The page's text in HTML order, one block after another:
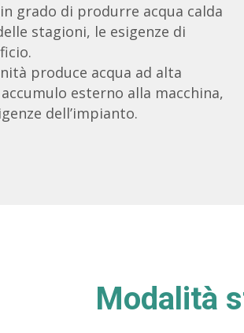
grado di produrre acqua calda
stagioni, le esigenze di
produce acqua ad alta
esterno alla macchina,
dell’impianto.
Modalità